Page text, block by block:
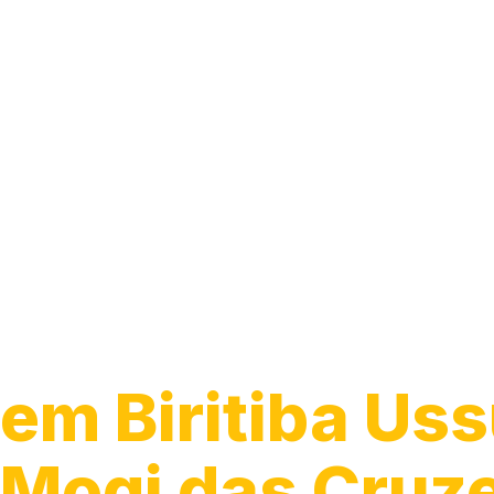
em Biritiba